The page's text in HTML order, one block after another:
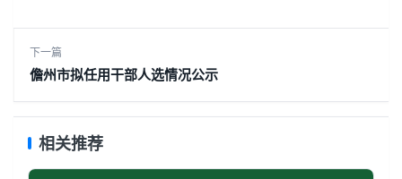
下一篇
儋州市拟任用干部人选情况公示
相关推荐